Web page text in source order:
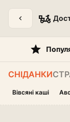
СНІДАНКИ
Вівсяні каші